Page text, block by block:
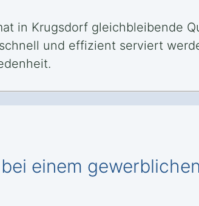
in Krugsdorf gleichbleibende
und effizient serviert
einem